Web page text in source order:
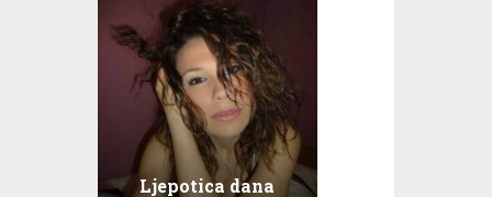
Ljepotica dana